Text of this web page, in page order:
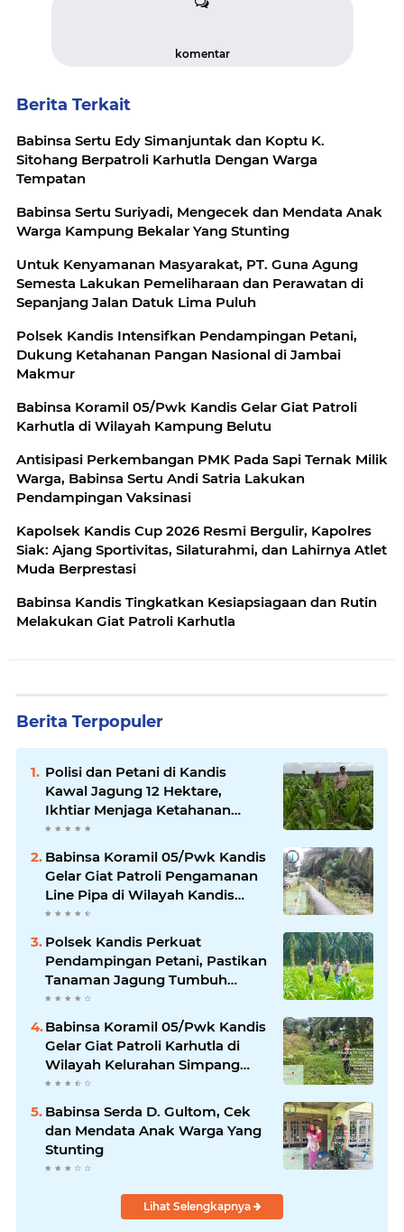
komentar
Berita Terkait
Babinsa Sertu Edy Simanjuntak dan Koptu K.
Sitohang Berpatroli Karhutla Dengan Warga
Tempatan
Babinsa Sertu Suriyadi, Mengecek dan Mendata Anak
Warga Kampung Bekalar Yang Stunting
Untuk Kenyamanan Masyarakat, PT. Guna Agung
Semesta Lakukan Pemeliharaan dan Perawatan di
Sepanjang Jalan Datuk Lima Puluh
Polsek Kandis Intensifkan Pendampingan Petani,
Dukung Ketahanan Pangan Nasional di Jambai
Makmur
Babinsa Koramil 05/Pwk Kandis Gelar Giat Patroli
Karhutla di Wilayah Kampung Belutu
Antisipasi Perkembangan PMK Pada Sapi Ternak Milik
Warga, Babinsa Sertu Andi Satria Lakukan
Pendampingan Vaksinasi
Kapolsek Kandis Cup 2026 Resmi Bergulir, Kapolres
Siak: Ajang Sportivitas, Silaturahmi, dan Lahirnya Atlet
Muda Berprestasi
Babinsa Kandis Tingkatkan Kesiapsiagaan dan Rutin
Melakukan Giat Patroli Karhutla
Berita Terpopuler
Polisi dan Petani di Kandis
Kawal Jagung 12 Hektare,
Ikhtiar Menjaga Ketahanan
Pangan
Babinsa Koramil 05/Pwk Kandis
Gelar Giat Patroli Pengamanan
Line Pipa di Wilayah Kandis
Kandis
Polsek Kandis Perkuat
Pendampingan Petani, Pastikan
Tanaman Jagung Tumbuh
Optimal Dukung Swasembada
Babinsa Koramil 05/Pwk Kandis
Gelar Giat Patroli Karhutla di
Wilayah Kelurahan Simpang
Belutu
Babinsa Serda D. Gultom, Cek
dan Mendata Anak Warga Yang
Stunting
Lihat Selengkapnya